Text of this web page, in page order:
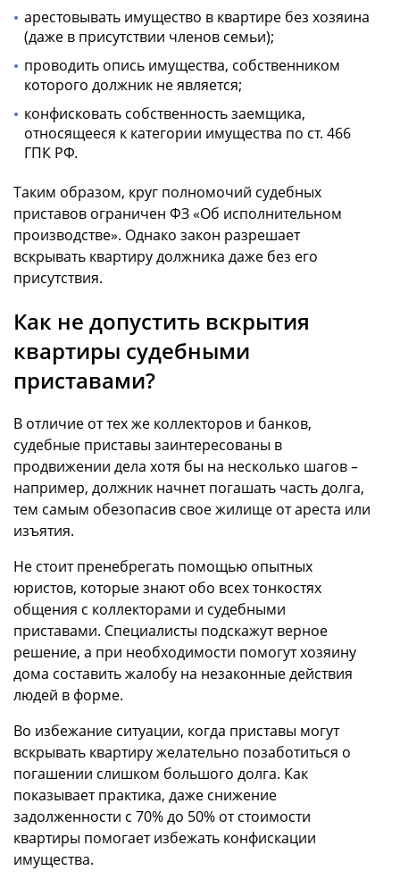
арестовывать имущество в квартире без хозяина
(даже в присутствии членов семьи);
проводить опись имущества, собственником
которого должник не является;
конфисковать собственность заемщика,
относящееся к категории имущества по ст. 466
ГПК РФ.
Таким образом, круг полномочий судебных
приставов ограничен ФЗ «Об исполнительном
производстве». Однако закон разрешает
вскрывать квартиру должника даже без его
присутствия.
Как не допустить вскрытия
квартиры судебными
приставами?
В отличие от тех же коллекторов и банков,
судебные приставы заинтересованы в
продвижении дела хотя бы на несколько шагов –
например, должник начнет погашать часть долга,
тем самым обезопасив свое жилище от ареста или
изъятия.
Не стоит пренебрегать помощью опытных
юристов, которые знают обо всех тонкостях
общения с коллекторами и судебными
приставами. Специалисты подскажут верное
решение, а при необходимости помогут хозяину
дома составить жалобу на незаконные действия
людей в форме.
Во избежание ситуации, когда приставы могут
вскрывать квартиру желательно позаботиться о
погашении слишком большого долга. Как
показывает практика, даже снижение
задолженности с 70% до 50% от стоимости
квартиры помогает избежать конфискации
имущества.